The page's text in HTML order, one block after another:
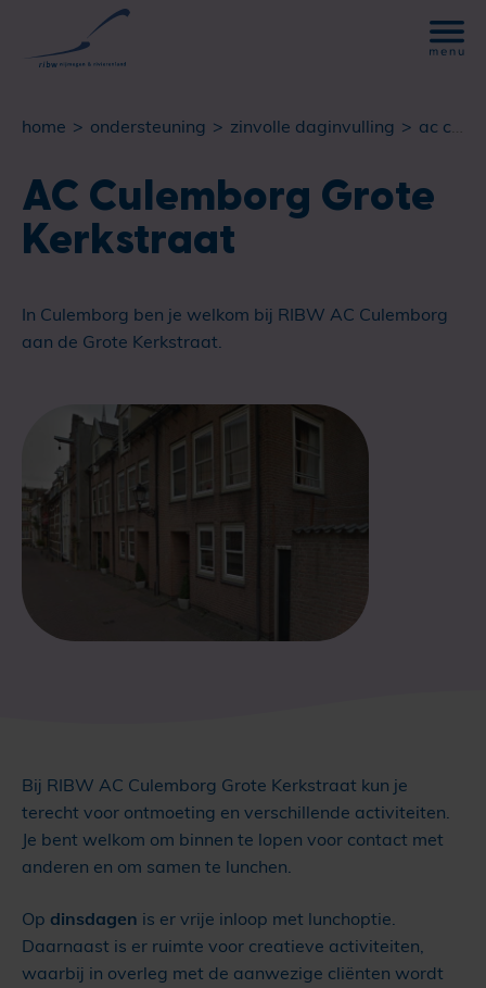
home ondersteuning zinvolle daginvulling ac culemborg grote kerkstraat
AC Culemborg Grote
Kerkstraat
In Culemborg ben je welkom bij RIBW AC Culemborg
aan de Grote Kerkstraat.
Bij RIBW AC Culemborg Grote Kerkstraat kun je
terecht voor ontmoeting en verschillende activiteiten.
Je bent welkom om binnen te lopen voor contact met
anderen en om samen te lunchen.
Op dinsdagen is er vrije inloop met lunchoptie.
Daarnaast is er ruimte voor creatieve activiteiten,
waarbij in overleg met de aanwezige cliënten wordt